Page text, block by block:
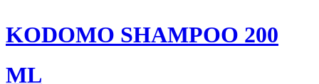
KODOMO SHAMPOO 200
ML